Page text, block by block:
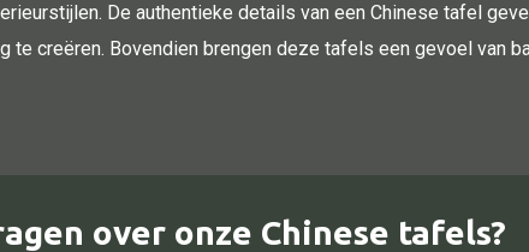
De authentieke details van een Chinese tafel
creëren. Bovendien brengen deze tafels een gevoel van
over onze Chinese tafels?